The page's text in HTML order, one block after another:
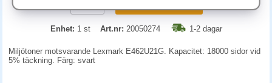
Enhet: 1 st Art.nr: 20050274 1-2 dagar
Miljötoner motsvarande Lexmark E462U21G. Kapacitet: 18000 sidor vid
5% täckning. Färg: svart